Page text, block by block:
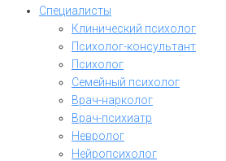
Специалисты
Клинический психолог
Психолог-консультант
Психолог
Семейный психолог
Врач-нарколог
Врач-психиатр
Невролог
Нейропсихолог